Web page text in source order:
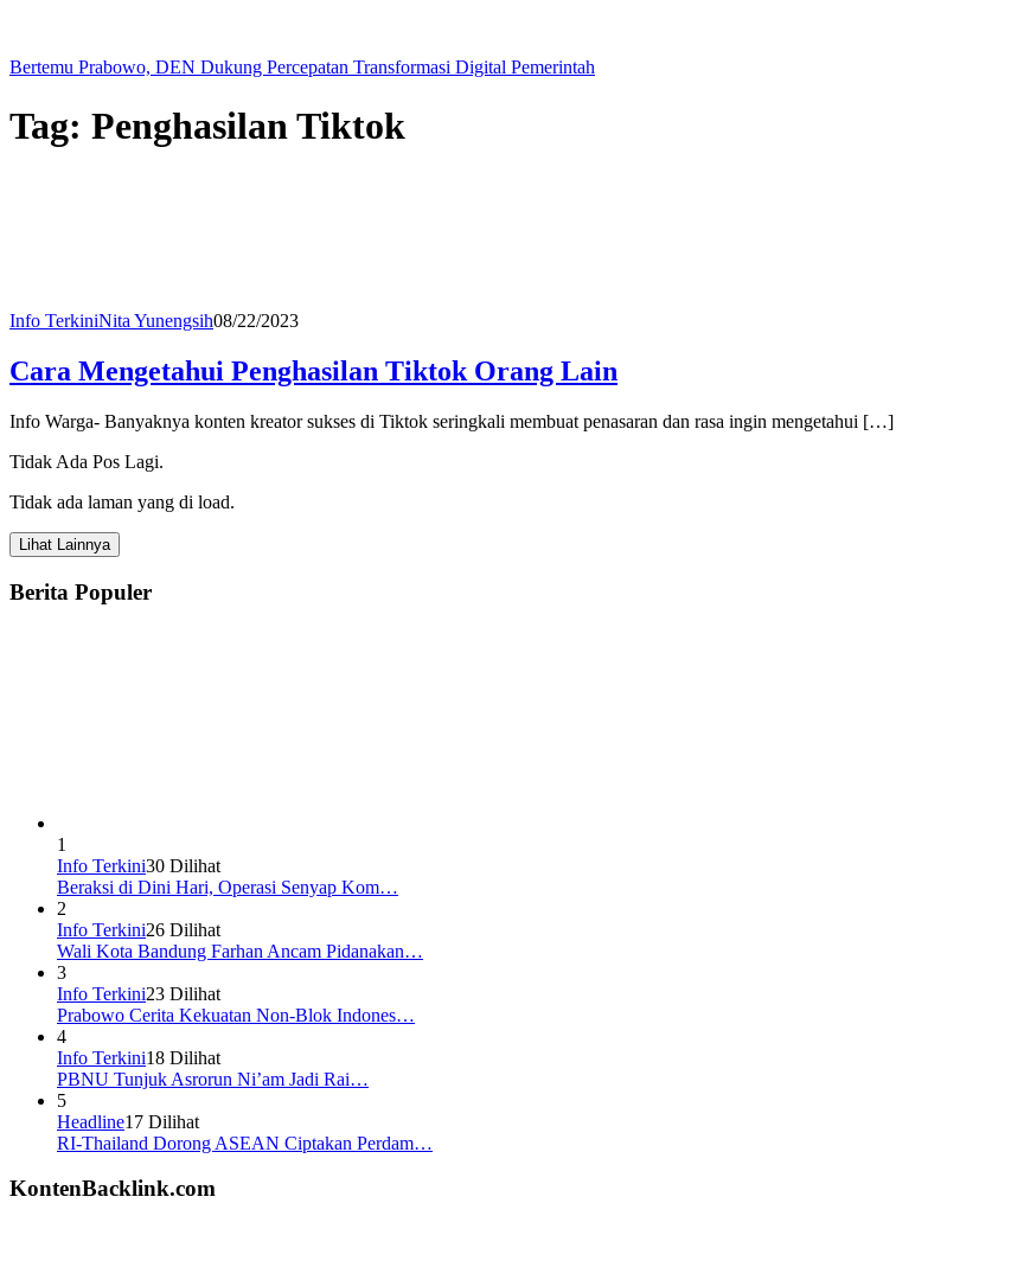
Bertemu Prabowo, DEN Dukung Percepatan Transformasi Digital Pemerintah
Tag: Penghasilan Tiktok
Info TerkiniNita Yunengsih08/22/2023
Cara Mengetahui Penghasilan Tiktok Orang Lain
Info Warga- Banyaknya konten kreator sukses di Tiktok seringkali membuat penasaran dan rasa ingin mengetahui […]
Tidak Ada Pos Lagi.
Tidak ada laman yang di load.
Lihat Lainnya
Berita Populer
1
Info Terkini30 Dilihat
Beraksi di Dini Hari, Operasi Senyap Kom…
2
Info Terkini26 Dilihat
Wali Kota Bandung Farhan Ancam Pidanakan…
3
Info Terkini23 Dilihat
Prabowo Cerita Kekuatan Non-Blok Indones…
4
Info Terkini18 Dilihat
PBNU Tunjuk Asrorun Ni’am Jadi Rai…
5
Headline17 Dilihat
RI-Thailand Dorong ASEAN Ciptakan Perdam…
KontenBacklink.com